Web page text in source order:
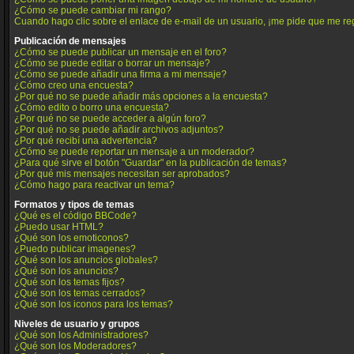
¿Cómo se puede cambiar mi rango?
Cuando hago clic sobre el enlace de e-mail de un usuario, ¡me pide que me
Publicación de mensajes
¿Cómo se puede publicar un mensaje en el foro?
¿Cómo se puede editar o borrar un mensaje?
¿Cómo se puede añadir una firma a mi mensaje?
¿Cómo creo una encuesta?
¿Por qué no se puede añadir más opciones a la encuesta?
¿Cómo edito o borro una encuesta?
¿Por qué no se puede acceder a algún foro?
¿Por qué no se puede añadir archivos adjuntos?
¿Por qué recibí una advertencia?
¿Cómo se puede reportar un mensaje a un moderador?
¿Para qué sirve el botón "Guardar" en la publicación de temas?
¿Por qué mis mensajes necesitan ser aprobados?
¿Cómo hago para reactivar un tema?
Formatos y tipos de temas
¿Qué es el código BBCode?
¿Puedo usar HTML?
¿Qué son los emoticonos?
¿Puedo publicar imagenes?
¿Qué son los anuncios globales?
¿Qué son los anuncios?
¿Qué son los temas fijos?
¿Qué son los temas cerrados?
¿Qué son los iconos para los temas?
Niveles de usuario y grupos
¿Qué son los Administradores?
¿Qué son los Moderadores?